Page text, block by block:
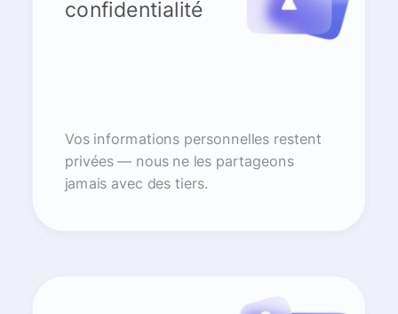
confidentialité
Vos informations personnelles restent
privées — nous ne les partageons
jamais avec des tiers.